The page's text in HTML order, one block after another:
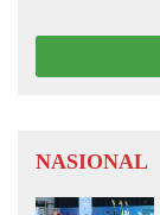
NASIONAL